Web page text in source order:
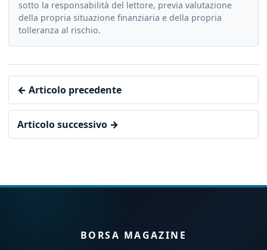
sotto la responsabilità del lettore, previa valutazione
della propria situazione finanziaria e della propria
tolleranza al rischio.
← Articolo precedente
Articolo successivo →
BORSA MAGAZINE